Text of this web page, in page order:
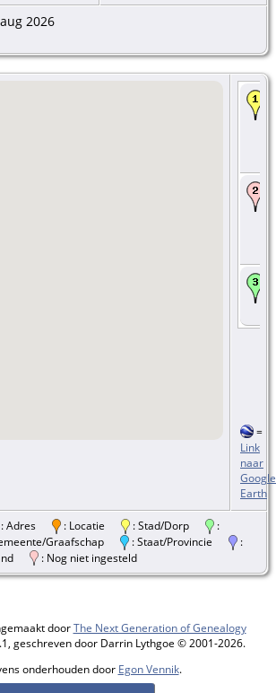
2026
=
Link
naar
Google
Earth
: Adres : Locatie : Stad/Dorp
:
Graafschap
: Staat/Provincie
:
: Nog niet ingesteld
doorThe Next Generation of Genealogy
geschreven door Darrin Lythgoe © 2001-2026.
onderhouden door Egon Vennik.